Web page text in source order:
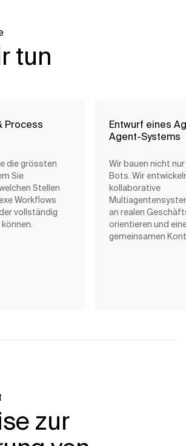
tun
Process
die grössten
Sie
Stellen
Workflows
vollständig
Entwurf eines
Agent-Systems
Wir bauen nicht
Bots. Wir
kollaborative
an realen
orientieren und
gemeinsamen
zur